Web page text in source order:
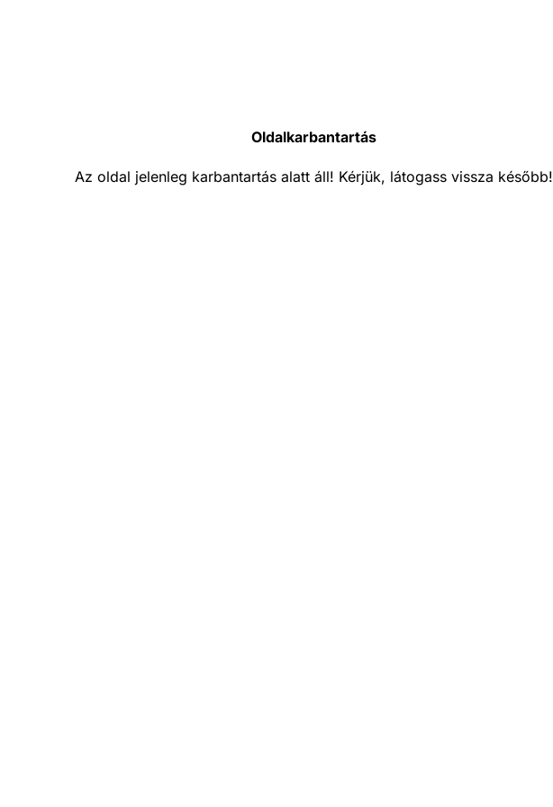
Oldalkarbantartás
Az oldal jelenleg karbantartás alatt áll! Kérjük, látogass vissza később!